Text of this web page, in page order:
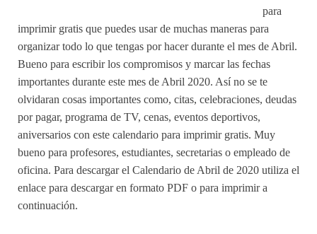
para
imprimir gratis que puedes usar de muchas maneras para
organizar todo lo que tengas por hacer durante el mes de Abril.
Bueno para escribir los compromisos y marcar las fechas
importantes durante este mes de Abril 2020. Así no se te
olvidaran cosas importantes como, citas, celebraciones, deudas
por pagar, programa de TV, cenas, eventos deportivos,
aniversarios con este calendario para imprimir gratis. Muy
bueno para profesores, estudiantes, secretarias o empleado de
oficina. Para descargar el Calendario de Abril de 2020 utiliza el
enlace para descargar en formato PDF o para imprimir a
continuación.